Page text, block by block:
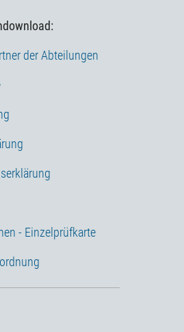
der Abteilungen
- Einzelprüfkarte